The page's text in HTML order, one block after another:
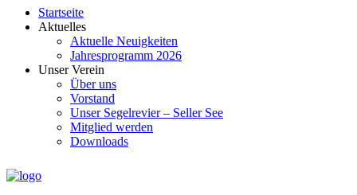
Startseite
Aktuelles
Aktuelle Neuigkeiten
Jahresprogramm 2026
Unser Verein
Über uns
Vorstand
Unser Segelrevier – Seller See
Mitglied werden
Downloads